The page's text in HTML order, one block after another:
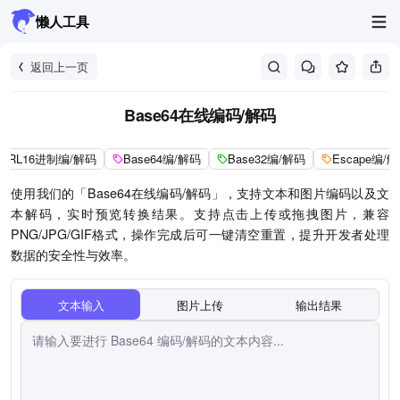
懒人工具
返回上一页
Base64在线编码/解码
URL16进制编/解码 Base64编/解码 Base32编/解码 Escape编/
使用我们的「Base64在线编码/解码」，支持文本和图片编码以及文
本解码，实时预览转换结果。支持点击上传或拖拽图片，兼容
PNG/JPG/GIF格式，操作完成后可一键清空重置，提升开发者处理
数据的安全性与效率。
文本输入 图片上传 输出结果